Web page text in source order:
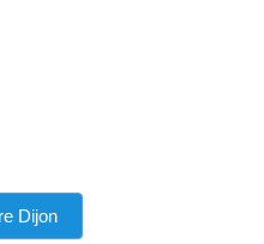
Dijon